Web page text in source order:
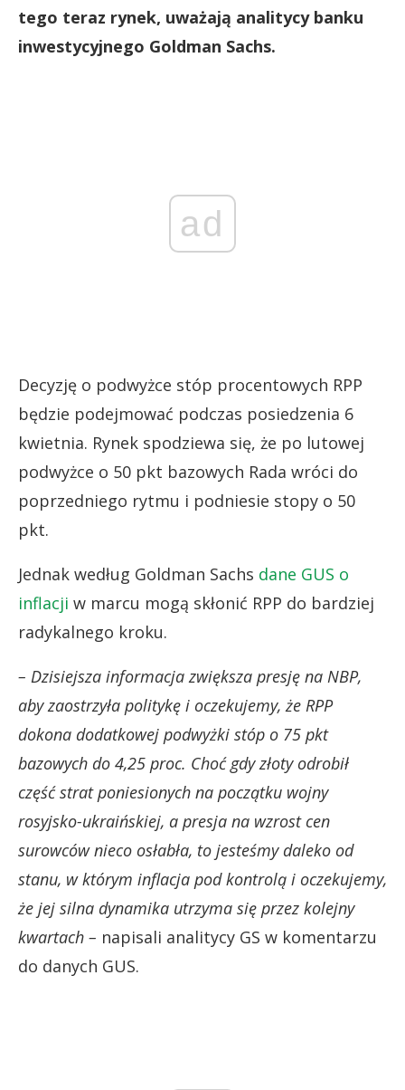
tego teraz rynek, uważają analitycy banku
inwestycyjnego Goldman Sachs.
ad
Decyzję o podwyżce stóp procentowych RPP
będzie podejmować podczas posiedzenia 6
kwietnia. Rynek spodziewa się, że po lutowej
podwyżce o 50 pkt bazowych Rada wróci do
poprzedniego rytmu i podniesie stopy o 50
pkt.
Jednak według Goldman Sachs dane GUS o
inflacji w marcu mogą skłonić RPP do bardziej
radykalnego kroku.
– Dzisiejsza informacja zwiększa presję na NBP,
aby zaostrzyła politykę i oczekujemy, że RPP
dokona dodatkowej podwyżki stóp o 75 pkt
bazowych do 4,25 proc. Choć gdy złoty odrobił
część strat poniesionych na początku wojny
rosyjsko-ukraińskiej, a presja na wzrost cen
surowców nieco osłabła, to jesteśmy daleko od
stanu, w którym inflacja pod kontrolą i oczekujemy,
że jej silna dynamika utrzyma się przez kolejny
kwartach – napisali analitycy GS w komentarzu
do danych GUS.